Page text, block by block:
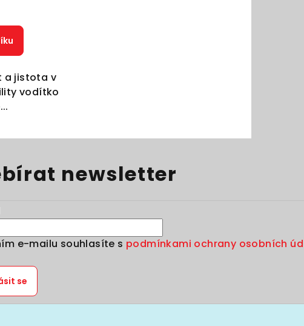
a jistota v
vodítko
newsletter
e-mailu souhlasíte s podmínkami ochrany osobních
se